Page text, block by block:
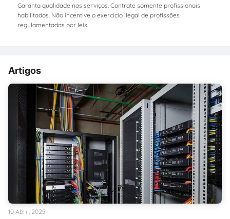
Garanta qualidade nos serviços. Contrate somente profissionais
habilitados. Não incentive o exercício ilegal de profissões
regulamentadas por leis.
Artigos
10 Abril, 2025